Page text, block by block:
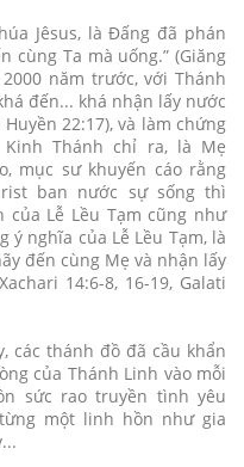
Jêsus, là Đấng đã phán
cùng Ta mà uống.” (Giăng
năm trước, với Thánh
đến... khá nhận lấy nước
22:17), và làm chứng
Thánh chỉ ra, là Mẹ
mục sư khuyến cáo rằng
ban nước sự sống thì
Lễ Lều Tạm cũng như
ý nghĩa của Lễ Lều Tạm, là
đến cùng Mẹ và nhận lấy
14:6-8, 16-19, Galati
các thánh đồ đã cầu khẩn
của Thánh Linh vào mỗi
sức rao truyền tình yêu
một linh hồn như gia